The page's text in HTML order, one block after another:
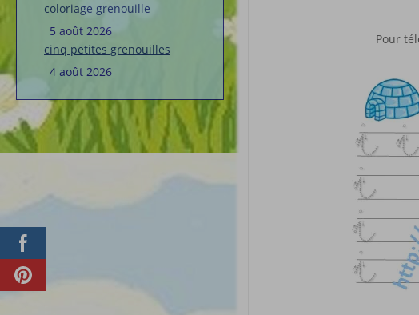
coloriage grenouille
5 août 2026
cinq petites grenouilles
4 août 2026
Pour